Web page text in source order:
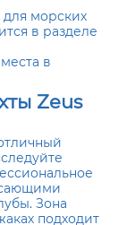
морских
в разделе
в
Zeus
Зона
подходит